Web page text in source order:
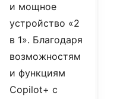
и мощное
устройство «2
в 1». Благодаря
возможностям
и функциям
Copilot+ с